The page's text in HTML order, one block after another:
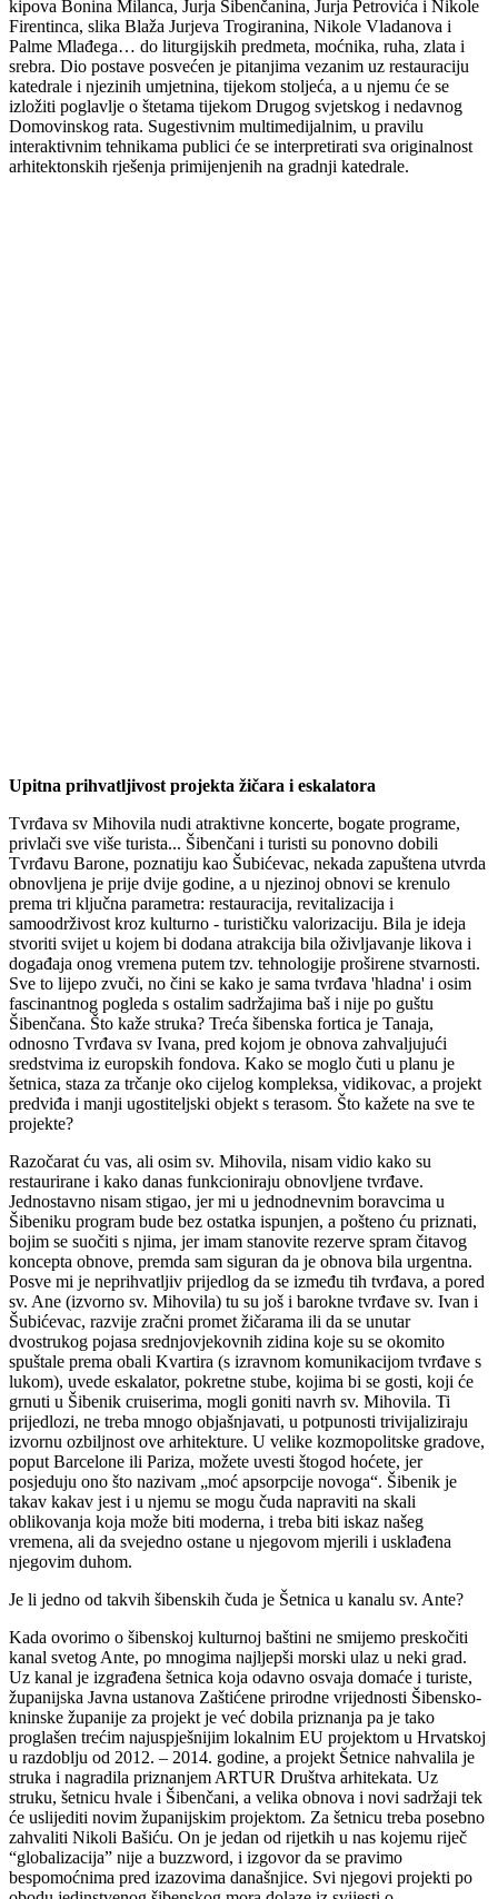
kipova Bonina Milanca, Jurja Šibenčanina, Jurja Petrovića i Nikole
Firentinca, slika Blaža Jurjeva Trogiranina, Nikole Vladanova i
Palme Mlađega… do liturgijskih predmeta, moćnika, ruha, zlata i
srebra. Dio postave posvećen je pitanjima vezanim uz restauraciju
katedrale i njezinih umjetnina, tijekom stoljeća, a u njemu će se
izložiti poglavlje o štetama tijekom Drugog svjetskog i nedavnog
Domovinskog rata. Sugestivnim multimedijalnim, u pravilu
interaktivnim tehnikama publici će se interpretirati sva originalnost
arhitektonskih rješenja primijenjenih na gradnji katedrale.
Upitna prihvatljivost projekta žičara i eskalatora
Tvrđava sv Mihovila nudi atraktivne koncerte, bogate programe,
privlači sve više turista... Šibenčani i turisti su ponovno dobili
Tvrđavu Barone, poznatiju kao Šubićevac, nekada zapuštena utvrda
obnovljena je prije dvije godine, a u njezinoj obnovi se krenulo
prema tri ključna parametra: restauracija, revitalizacija i
samoodrživost kroz kulturno - turističku valorizaciju. Bila je ideja
stvoriti svijet u kojem bi dodana atrakcija bila oživljavanje likova i
događaja onog vremena putem tzv. tehnologije proširene stvarnosti.
Sve to lijepo zvuči, no čini se kako je sama tvrđava 'hladna' i osim
fascinantnog pogleda s ostalim sadržajima baš i nije po guštu
Šibenčana. Što kaže struka? Treća šibenska fortica je Tanaja,
odnosno Tvrđava sv Ivana, pred kojom je obnova zahvaljujući
sredstvima iz europskih fondova. Kako se moglo čuti u planu je
šetnica, staza za trčanje oko cijelog kompleksa, vidikovac, a projekt
predviđa i manji ugostiteljski objekt s terasom. Što kažete na sve te
projekte?
Razočarat ću vas, ali osim sv. Mihovila, nisam vidio kako su
restaurirane i kako danas funkcioniraju obnovljene tvrđave.
Jednostavno nisam stigao, jer mi u jednodnevnim boravcima u
Šibeniku program bude bez ostatka ispunjen, a pošteno ću priznati,
bojim se suočiti s njima, jer imam stanovite rezerve spram čitavog
koncepta obnove, premda sam siguran da je obnova bila urgentna.
Posve mi je neprihvatljiv prijedlog da se između tih tvrđava, a pored
sv. Ane (izvorno sv. Mihovila) tu su još i barokne tvrđave sv. Ivan i
Šubićevac, razvije zračni promet žičarama ili da se unutar
dvostrukog pojasa srednjovjekovnih zidina koje su se okomito
spuštale prema obali Kvartira (s izravnom komunikacijom tvrđave s
lukom), uvede eskalator, pokretne stube, kojima bi se gosti, koji će
grnuti u Šibenik cruiserima, mogli goniti navrh sv. Mihovila. Ti
prijedlozi, ne treba mnogo objašnjavati, u potpunosti trivijaliziraju
izvornu ozbiljnost ove arhitekture. U velike kozmopolitske gradove,
poput Barcelone ili Pariza, možete uvesti štogod hoćete, jer
posjeduju ono što nazivam „moć apsorpcije novoga“. Šibenik je
takav kakav jest i u njemu se mogu čuda napraviti na skali
oblikovanja koja može biti moderna, i treba biti iskaz našeg
vremena, ali da svejedno ostane u njegovom mjerili i usklađena
njegovim duhom.
Je li jedno od takvih šibenskih čuda je Šetnica u kanalu sv. Ante?
Kada ovorimo o šibenskoj kulturnoj baštini ne smijemo preskočiti
kanal svetog Ante, po mnogima najljepši morski ulaz u neki grad.
Uz kanal je izgrađena šetnica koja odavno osvaja domaće i turiste,
županijska Javna ustanova Zaštićene prirodne vrijednosti Šibensko-
kninske županije za projekt je već dobila priznanja pa je tako
proglašen trećim najuspješnijim lokalnim EU projektom u Hrvatskoj
u razdoblju od 2012. – 2014. godine, a projekt Šetnice nahvalila je
struka i nagradila priznanjem ARTUR Društva arhitekata. Uz
struku, šetnicu hvale i Šibenčani, a velika obnova i novi sadržaji tek
će uslijediti novim županijskim projektom. Za šetnicu treba posebno
zahvaliti Nikoli Bašiću. On je jedan od rijetkih u nas kojemu riječ
“globalizacija” nije a buzzword, i izgovor da se pravimo
bespomoćnima pred izazovima današnjice. Svi njegovi projekti po